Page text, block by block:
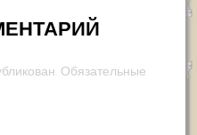
Обязательные